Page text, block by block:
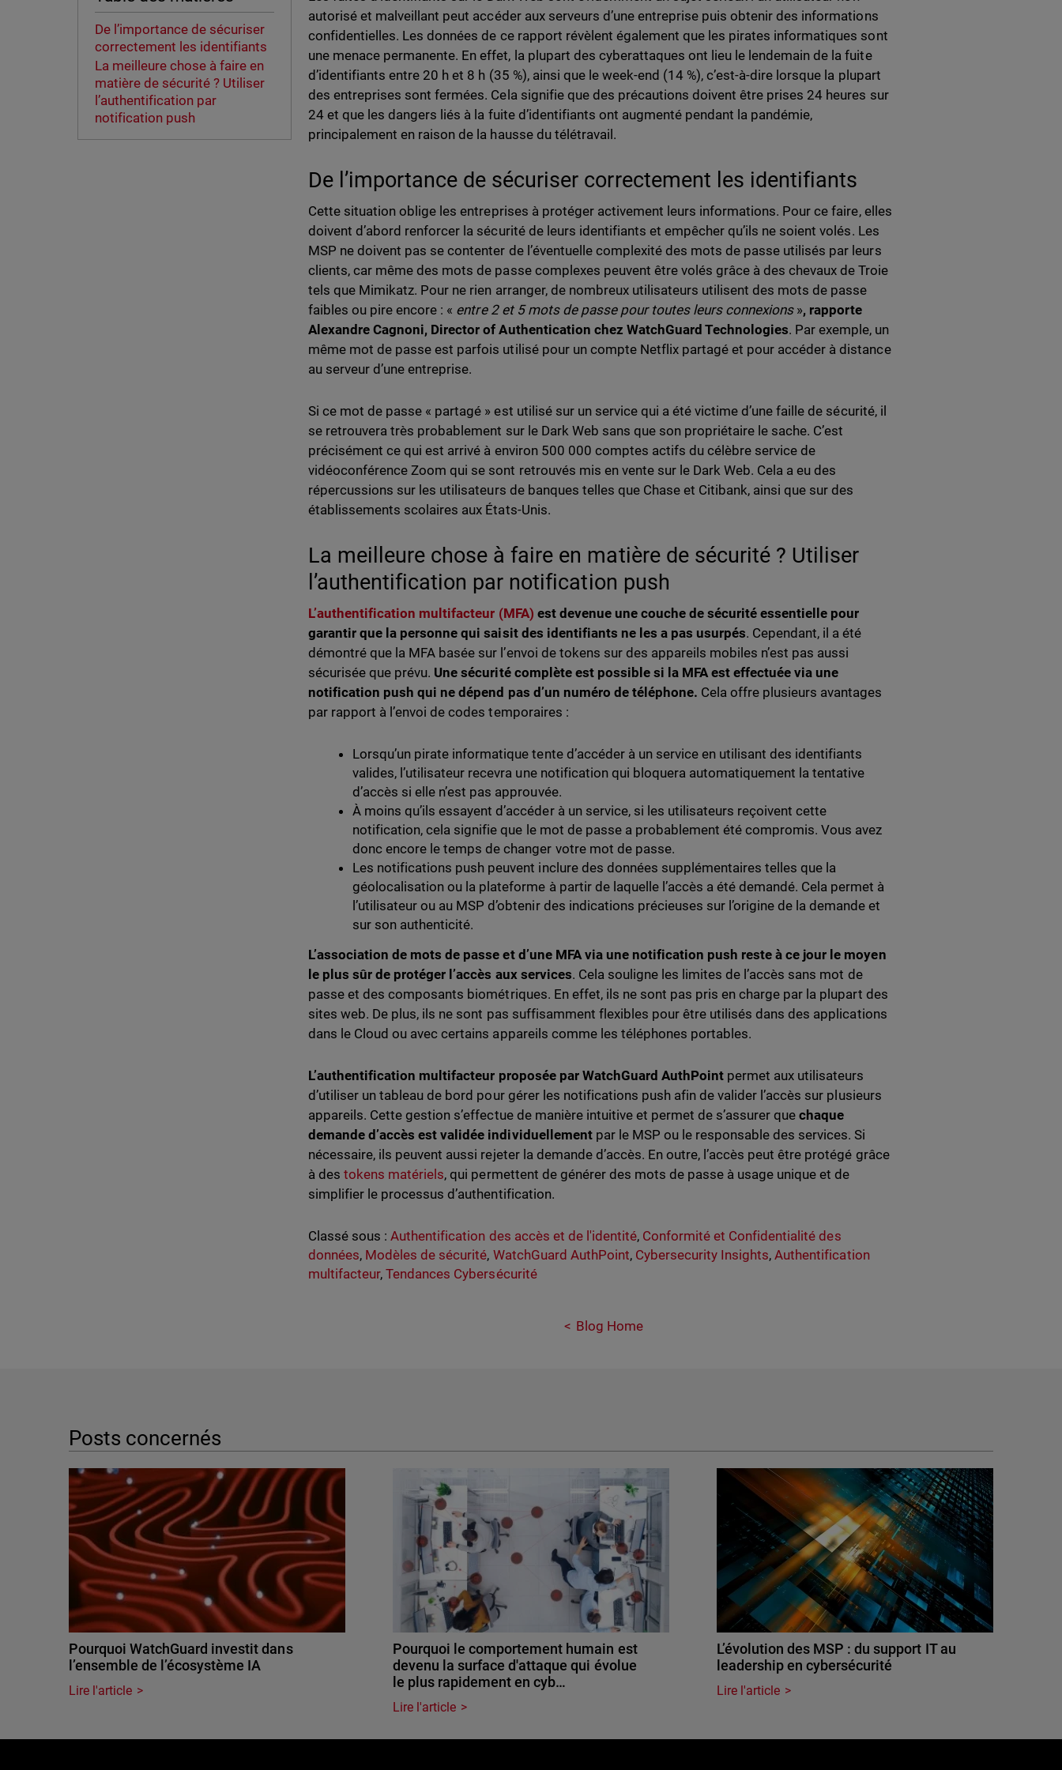
De l’importance de sécuriser
correctement les identifiants
La meilleure chose à faire en
matière de sécurité ? Utiliser
l’authentification par
notification push
autorisé et malveillant peut accéder aux serveurs d’une entreprise puis obtenir des informations
confidentielles. Les données de ce rapport révèlent également que les pirates informatiques sont
une menace permanente. En effet, la plupart des cyberattaques ont lieu le lendemain de la fuite
d’identifiants entre 20 h et 8 h (35 %), ainsi que le week-end (14 %), c’est-à-dire lorsque la plupart
des entreprises sont fermées. Cela signifie que des précautions doivent être prises 24 heures sur
24 et que les dangers liés à la fuite d’identifiants ont augmenté pendant la pandémie,
principalement en raison de la hausse du télétravail.
De l’importance de sécuriser correctement les identifiants
Cette situation oblige les entreprises à protéger activement leurs informations. Pour ce faire, elles
doivent d’abord renforcer la sécurité de leurs identifiants et empêcher qu’ils ne soient volés. Les
MSP ne doivent pas se contenter de l’éventuelle complexité des mots de passe utilisés par leurs
clients, car même des mots de passe complexes peuvent être volés grâce à des chevaux de Troie
tels que Mimikatz. Pour ne rien arranger, de nombreux utilisateurs utilisent des mots de passe
faibles ou pire encore : « entre 2 et 5 mots de passe pour toutes leurs connexions», rapporte
Alexandre Cagnoni, Director of Authentication chez WatchGuard Technologies. Par exemple, un
même mot de passe est parfois utilisé pour un compte Netflix partagé et pour accéder à distance
au serveur d’une entreprise.
Si ce mot de passe « partagé » est utilisé sur un service qui a été victime d’une faille de sécurité, il
se retrouvera très probablement sur le Dark Web sans que son propriétaire le sache. C’est
précisément ce qui est arrivé à environ 500 000 comptes actifs du célèbre service de
vidéoconférence Zoom qui se sont retrouvés mis en vente sur le Dark Web. Cela a eu des
répercussions sur les utilisateurs de banques telles que Chase et Citibank, ainsi que sur des
établissements scolaires aux États-Unis.
La meilleure chose à faire en matière de sécurité ? Utiliser
l’authentification par notification push
L’authentification multifacteur (MFA) est devenue une couche de sécurité essentielle pour
garantir que la personne qui saisit des identifiants ne les a pas usurpés. Cependant, il a été
démontré que la MFA basée sur l’envoi de tokens sur des appareils mobiles n’est pas aussi
sécurisée que prévu. Une sécurité complète est possible si la MFA est effectuée via une
notification push qui ne dépend pas d’un numéro de téléphone. Cela offre plusieurs avantages
par rapport à l’envoi de codes temporaires :
Lorsqu’un pirate informatique tente d’accéder à un service en utilisant des identifiants
valides, l’utilisateur recevra une notification qui bloquera automatiquement la tentative
d’accès si elle n’est pas approuvée.
À moins qu’ils essayent d’accéder à un service, si les utilisateurs reçoivent cette
notification, cela signifie que le mot de passe a probablement été compromis. Vous avez
donc encore le temps de changer votre mot de passe.
Les notifications push peuvent inclure des données supplémentaires telles que la
géolocalisation ou la plateforme à partir de laquelle l’accès a été demandé. Cela permet à
l’utilisateur ou au MSP d’obtenir des indications précieuses sur l’origine de la demande et
sur son authenticité.
L’association de mots de passe et d’une MFAvia une notification push reste à ce jour le moyen
le plus sûr de protéger l’accès aux services. Cela souligne les limites de l’accès sans mot de
passe et des composants biométriques. En effet, ils ne sont pas pris en charge par la plupart des
sites web. De plus, ils ne sont pas suffisamment flexibles pour être utilisés dans des applications
dans le Cloud ou avec certains appareils comme les téléphones portables.
L’authentification multifacteur proposée par WatchGuard AuthPoint permet aux utilisateurs
d’utiliser un tableau de bord pour gérer les notifications push afin de valider l’accès sur plusieurs
appareils. Cette gestion s’effectue de manière intuitive et permet de s’assurer quechaque
demande d’accès est validée individuellement par le MSP ou le responsable des services. Si
nécessaire, ils peuvent aussi rejeter la demande d’accès. En outre, l’accès peut être protégé grâce
à destokens matériels, qui permettent de générer des mots de passe à usage unique et de
simplifier le processus d’authentification.
Classé sous : Authentification des accès et de l'identité, Conformité et Confidentialité des
données, Modèles de sécurité, WatchGuard AuthPoint, Cybersecurity Insights,Authentification
multifacteur,Tendances Cybersécurité
Blog Home
Posts concernés
Pourquoi WatchGuard investit dans
l’ensemble de l’écosystème IA
Lire l'article
Pourquoi le comportement humain est
devenu la surface d'attaque qui évolue
le plus rapidement en cyb…
Lire l'article
L’évolution des MSP : du support IT au
leadership en cybersécurité
Lire l'article